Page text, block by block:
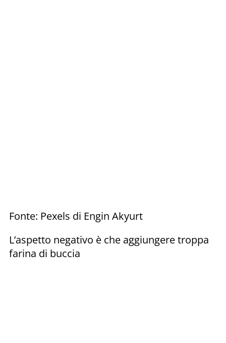
Fonte: Pexels di Engin Akyurt
L’aspetto negativo è che aggiungere troppa
farina di buccia